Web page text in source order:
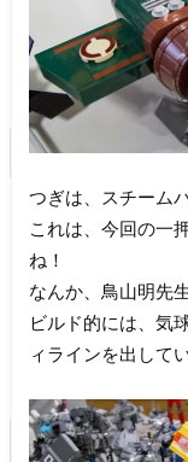
つぎは、スチーム
これは、今回の一
ね！
なんか、鳥山明先
ビルド的には、気
ィラインを出して